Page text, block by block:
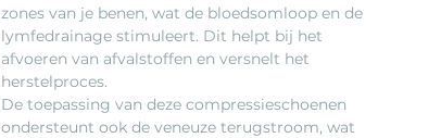
zones van je benen, wat de bloedsomloop en de
lymfedrainage stimuleert. Dit helpt bij het
afvoeren van afvalstoffen en versnelt het
herstelproces.
De toepassing van deze compressieschoenen
ondersteunt ook de veneuze terugstroom, wat